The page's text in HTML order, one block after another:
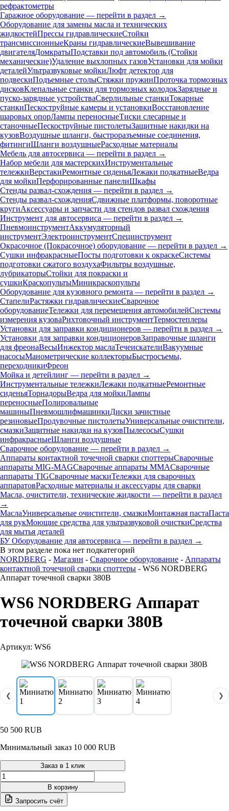
рефрактометры
Гаражное оборудование — перейти в раздел →
Оборудование для замены масла и технических
жидкостейПрессы гидравлическиеСтойки
трансмиссионныеКраны гидравлическиеВывешивание
двигателяДомкратыПодставки под автомобиль (Стойки
механические)Удаление выхлопных газовУстановки для мойки
деталейУльтразвуковые мойкиЛюфт детектор для
подвескиПодъемные столыСтяжки пружинПроточка тормозных
дисковКлепальные станки для тормозных колодокЗарядные и
пуско-зарядные устройстваСверлильные станкиТокарные
станкиПескоструйные камеры и установкиВосстановление
шаровых опорЛампы переносныеТиски слесарные и
станочныеПескоструйные пистолетыЗащитные накидки на
кузовВоздушные шланги, быстроразъемные соединения,
фитингиШланги воздушныеРасходные материалы
Мебель для автосервиса — перейти в раздел →
Набор мебели для мастерскихИнструментальные
тележкиВерстакиРемонтные сиденьяЛежаки подкатныеВедра
для мойкиПерфорированные панелиШкафы
Стенды развал-схождения — перейти в раздел →
Стенды развал-схожденияСдвижные платформы, поворотные
кругиАксессуары и запчасти для стендов развал схождения
Инструмент для автосервиса — перейти в раздел →
ПневмоинструментАккумуляторный
инструментЭлектроинструментСпецинструмент
Окрасочное (Покрасочное) оборудование — перейти в раздел →
Сушки инфракрасныеПосты подготовки к окраскеСистемы
подготовки сжатого воздухаФильтры воздушные,
лубрикаторыСтойки для покраски и
сушкиКраскопультыМиникраскопульты
Оборудование для кузовного ремонта — перейти в раздел →
СтапелиРастяжки гидравлическиеСварочное
оборудованиеТележки для перемещения автомобилейСистемы
измерения кузоваРихтовочный инструментТермостеплеры
Установки для заправки кондиционеров — перейти в раздел →
Установки для заправки кондиционеровЗаправочные шланги
для фреонаВесыИнжектор маслаТечеискателиВакуумные
насосыМанометрические коллекторыБыстросъемы,
переходникиФреон
Мойка и детейлинг — перейти в раздел →
Инструментальные тележкиЛежаки подкатныеРемонтные
сиденьяТорнадорыВедра для мойкиЛампы
переносныеПолировальные
машиныПневмошлифмашинкиДиски зачистные
резиновыеПродувочные пистолетыУниверсальные очистители,
смазкиЗащитные накидки на кузовПылесосыСушки
инфракрасныеШланги воздушные
Сварочное оборудование — перейти в раздел →
Аппараты контактной точечной сварки cпоттерыСварочные
аппараты MIG-MAGСварочные аппараты MMAСварочные
аппараты TIGСварочные маскиТележки для сварочных
аппаратовРасходные материалы и аксессуары для сварки
Масла, очистители, технические жидкости — перейти в раздел
→
МаслаУниверсальные очистители, смазкиМонтажная пастаПаста
для рукМоющие средства для ультразвуковой очисткиСредства
для мытья деталей
БУ Оборудование для автосервиса — перейти в раздел →
В этом разделе пока нет подкатегорий
NORDBERG - Магазин - Сварочное оборудование - Аппараты
контактной точечной сварки cпоттеры - WS6 NORDBERG
Аппарат точечной сварки 380В
WS6 NORDBERG Аппарат
точечной сварки 380В
Артикул: WS6
❮ ❯
50 500 RUB
Минимальный заказ 10 000 RUB
Заказ в 1 клик
Количество
товара
WS6
NORDBERG
В корзину
Запросить счёт